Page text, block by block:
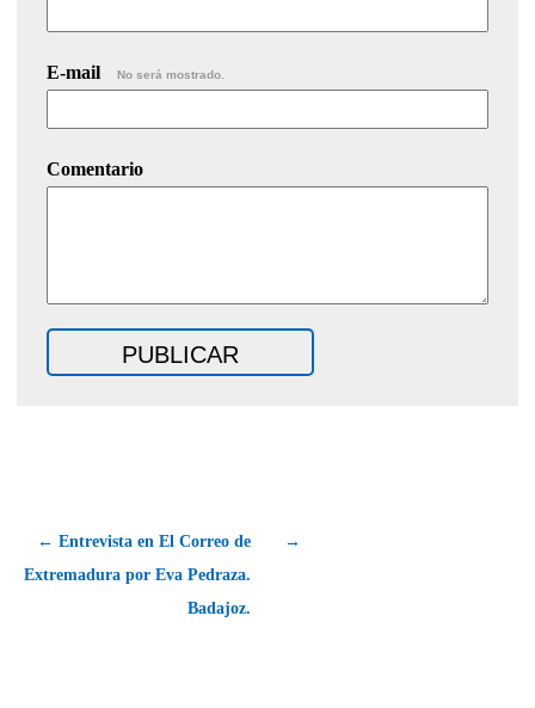
E-mail No será mostrado.
Comentario
← Entrevista en El Correo de
Extremadura por Eva Pedraza.
Badajoz.
→